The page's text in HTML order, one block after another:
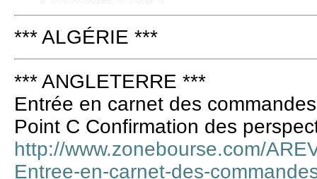
*** ALGÉRIE ***
*** ANGLETERRE ***
Entrée en carnet des
Point C Confirmation des
http://www.zonebourse.com/
Entree-en-carnet-des-